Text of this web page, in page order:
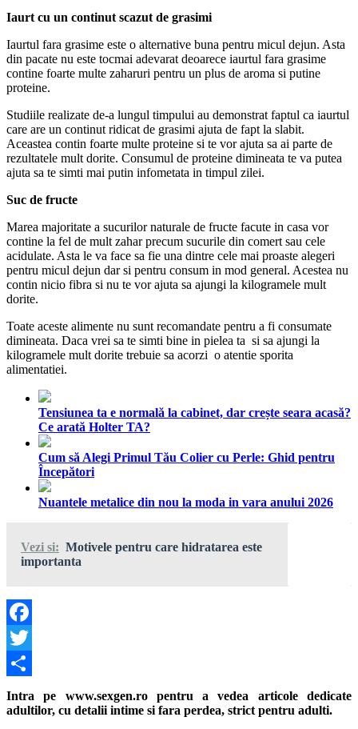
Iaurt cu un continut scazut de grasimi
Iaurtul fara grasime este o alternative buna pentru micul dejun. Asta
din pacate nu este tocmai adevarat deoarece iaurtul fara grasime
contine foarte multe zaharuri pentru un plus de aroma si putine
proteine.
Studiile realizate de-a lungul timpului au demonstrat faptul ca iaurtul
care are un continut ridicat de grasimi ajuta de fapt la slabit.
Aceastea contin foarte multe proteine si te vor ajuta sa ai parte de
rezultatele mult dorite. Consumul de proteine dimineata te va putea
ajuta sa te simti mai putin infometata in timpul zilei.
Suc de fructe
Marea majoritate a sucurilor naturale de fructe facute in casa vor
contine la fel de mult zahar precum sucurile din comert sau cele
acidulate. Asta le va face sa fie una dintre cele mai proaste alegeri
pentru micul dejun dar si pentru consum in mod general. Acestea nu
contin nicio fibra si nu te vor ajuta sa ajungi la kilogramele mult
dorite.
Toate aceste alimente nu sunt recomandate pentru a fi consumate
dimineata. Daca vrei sa te simti bine in pielea ta si sa ajungi la
kilogramele mult dorite trebuie sa acorzi o atentie sporita
alimentatiei.
Tensiunea ta e normală la cabinet, dar crește seara acasă?
Ce arată Holter TA?
Cum să Alegi Primul Tău Colier cu Perle: Ghid pentru
Începători
Nuantele metalice din nou la moda in vara anului 2026
Vezi si: Motivele pentru care hidratarea este
importanta
Facebook
Twitter
Share
Intra pe www.sexgen.ro pentru a vedea articole dedicate
adultilor, cu detalii intime si fara perdea, strict pentru adulti.